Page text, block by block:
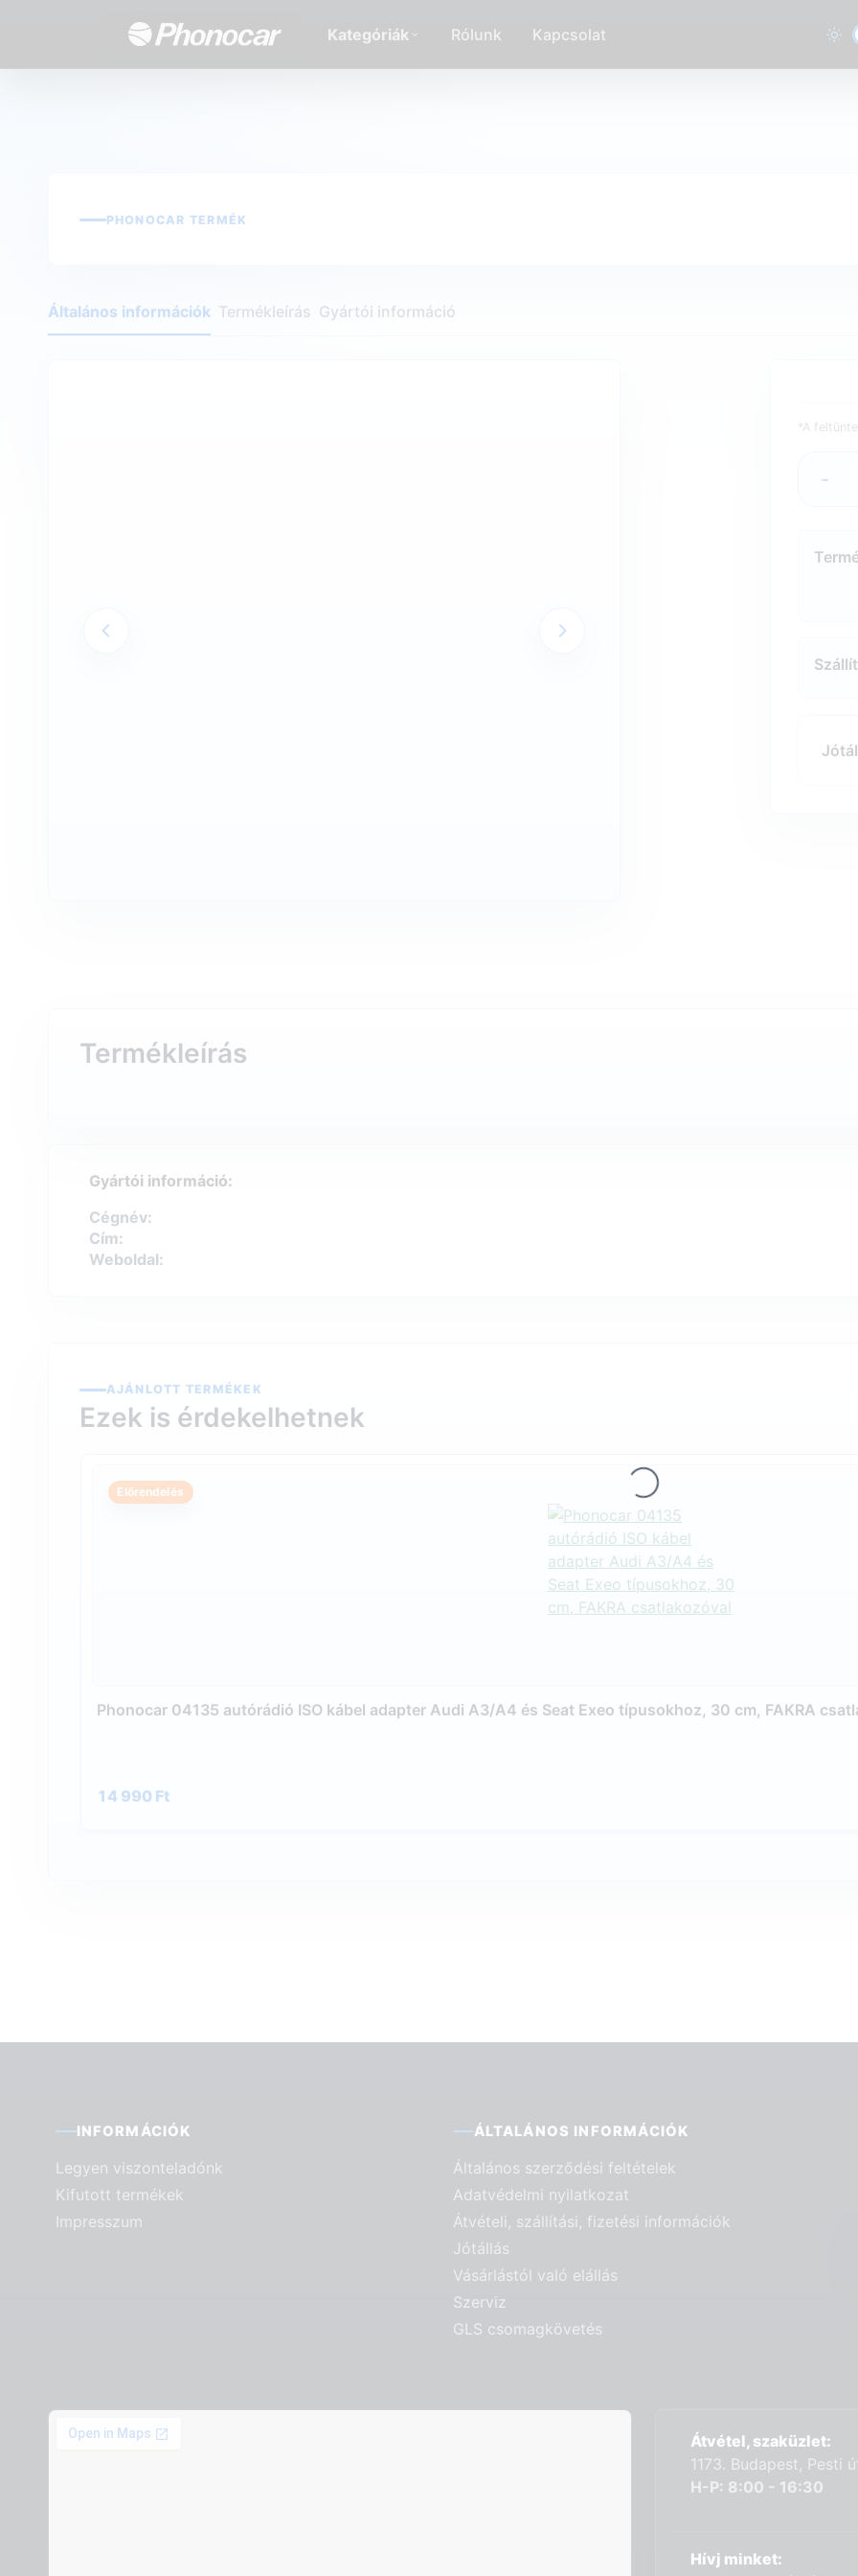
Kategóriák Rólunk Kapcsolat
PHONOCAR TERMÉK
Általános információk Termékleírás Gyártói információ
*A
-
Termékleírás
Gyártói információ:
Cégnév:
Cím:
Weboldal:
AJÁNLOTT TERMÉKEK
Ezek is érdekelhetnek
Előrendelés
Phonocar 04135 autórádió ISO kábel adapter Audi A3/A4 és Seat Exeo típusokhoz, 30 cm, FAKRA
14 990 Ft
Loading...
INFORMÁCIÓK
Legyen viszonteladónk
Kifutott termékek
Impresszum
ÁLTALÁNOS INFORMÁCIÓK
Általános szerződési feltételek
Adatvédelmi nyilatkozat
Átvételi, szállítási, fizetési információk
Jótállás
Vásárlástól való elállás
Szerviz
GLS csomagkövetés
Átvétel, szaküzlet:
1173. Budapest, Pesti
H-P: 8:00 - 16:30
Hívj minket: